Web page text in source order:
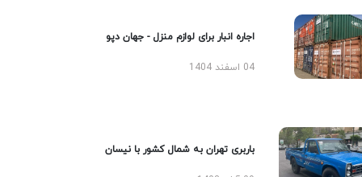
اجاره انبار برای لوازم منزل - جهان دپو
04 اسفند 1404
باربری تهران به شمال کشور با نیسان